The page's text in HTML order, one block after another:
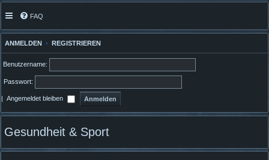
FAQ
ANMELDEN • REGISTRIEREN
Benutzername:
Passwort:
| Angemeldet bleiben
Gesundheit & Sport